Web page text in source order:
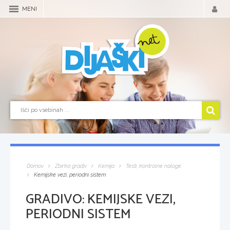
MENI
Domov Zbirka gradiv Kemija
Testi, kontrolne naloge
Kemijske vezi, periodni sistem
GRADIVO:KEMIJSKE VEZI,
PERIODNI SISTEM